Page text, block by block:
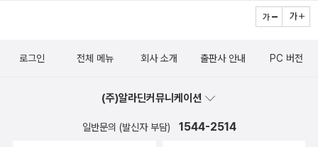
세계에 들어섰음을 깨달았다. 도덕과 질서와 교양과 친절이 일상
로 진입한 것이다. 새로운 세계의 생존방식은 간명했다. 가격하거
지지 않는 게 유일한 자산이었다. - 58- 지나간 생애가 너무나 시
소하고도 하찮은 일로 가득한 나날로부터 멀어졌다는 생각 때문
로그인 전체 메뉴 회사 소개 출판사 안내 PC 버전
(주)알라딘커뮤니케이션
일반문의 (발신자 부담) 1544-2514